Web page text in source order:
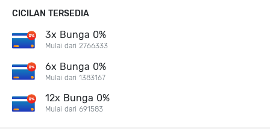
CICILAN TERSEDIA
3x Bunga 0%
Mulai dari 2766333
6x Bunga 0%
Mulai dari 1383167
12x Bunga 0%
Mulai dari 691583